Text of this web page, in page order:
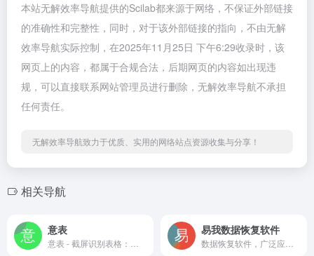
本站无解效率导航提供的Scilab都来源于网络，不保证外部链接
的准确性和完整性，同时，对于该外部链接的指向，不由无解
效率导航实际控制，在2025年11月25日 下午6:29收录时，该
网页上的内容，都属于合规合法，后期网页的内容如出现违
规，可以直接联系网站管理员进行删除，无解效率导航不承担
任何责任。
无解效率导航致力于优质、实用的网络站点资源收集与分享！
相关导航
意表 易我数据恢复软件